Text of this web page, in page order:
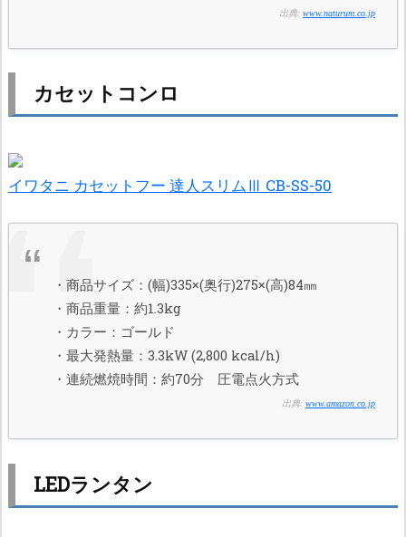
出典: www.naturum.co.jp
カセットコンロ
イワタニ カセットフー 達人スリムⅢ CB-SS-50
・商品サイズ：(幅)335×(奥行)275×(高)84㎜
・商品重量：約1.3kg
・カラー：ゴールド
・最大発熱量：3.3kW (2,800 kcal/h)
・連続燃焼時間：約70分 圧電点火方式
出典: www.amazon.co.jp
LEDランタン